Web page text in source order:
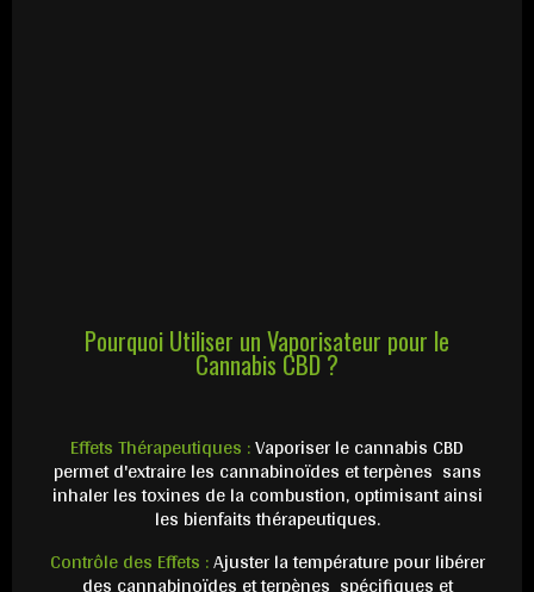
Pourquoi Utiliser un Vaporisateur pour le
Cannabis CBD ?
Effets Thérapeutiques :Vaporiser le cannabis CBD
permet d'extraire les cannabinoïdes et terpènes sans
inhaler les toxines de la combustion, optimisant ainsi
les bienfaits thérapeutiques.
Contrôle des Effets :Ajuster la température pour libérer